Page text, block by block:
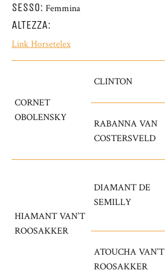
SESSO: Femmina
ALTEZZA:
Link Horsetelex
CORNET
OBOLENSKY
CLINTON
RABANNA VAN
COSTERSVELD
HIAMANT VAN’T
ROOSAKKER
DIAMANT DE
SEMILLY
ATOUCHA VAN’T
ROOSAKKER